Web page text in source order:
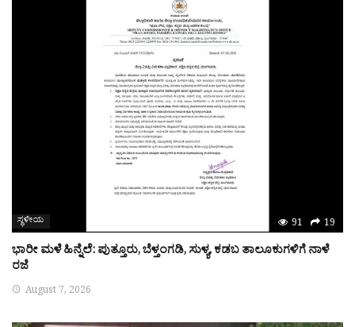
ಸ್ಥಳೀಯ 91 19
ಭಾರೀ ಮಳೆ ಹಿನ್ನೆಲೆ: ಪುತ್ತೂರು, ಬೆಳ್ತಂಗಡಿ, ಸುಳ್ಯ, ಕಡಬ ತಾಲೂಕುಗಳಿಗೆ ನಾಳೆ
ರಜೆ
August 7, 2026